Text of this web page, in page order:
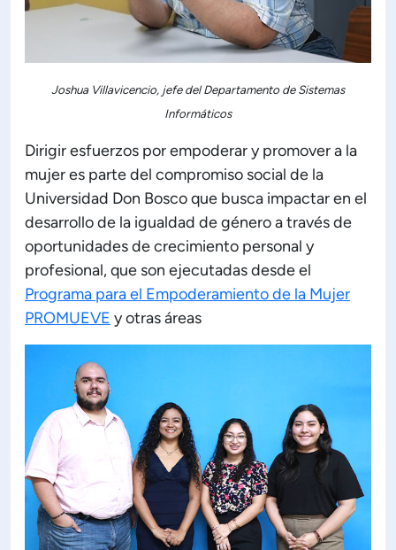
Joshua Villavicencio, jefe del Departamento de Sistemas
Informáticos
Dirigir esfuerzos por empoderar y promover a la
mujer es parte del compromiso social de la
Universidad Don Bosco que busca impactar en el
desarrollo de la igualdad de género a través de
oportunidades de crecimiento personal y
profesional, que son ejecutadas desde el
Programa para el Empoderamiento de la Mujer
PROMUEVE y otras áreas